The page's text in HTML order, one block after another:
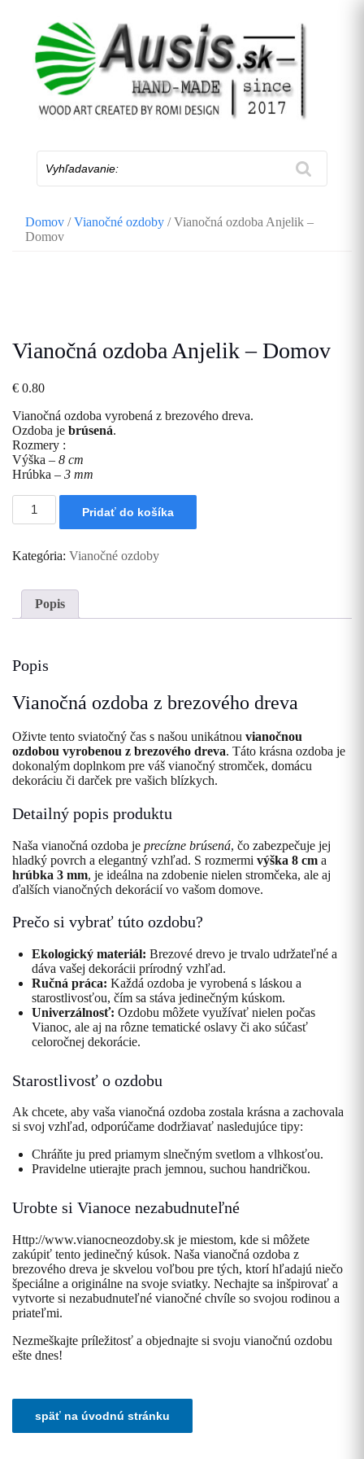
Domov /Vianočné ozdoby / Vianočná ozdoba Anjelik –
Domov
Vianočná ozdoba Anjelik – Domov
€ 0.80
Vianočná ozdoba vyrobená z brezového dreva.
Ozdoba je brúsená.
Rozmery :
Výška – 8 cm
Hrúbka – 3 mm
množstvo
Vianočná
-
Pridať do košíka
Kategória: Vianočné ozdoby
Popis
Popis
Vianočná ozdoba z brezového dreva
Oživte tento sviatočný čas s našou unikátnou vianočnou
ozdobou vyrobenou z brezového dreva. Táto krásna ozdoba je
dokonalým doplnkom pre váš vianočný stromček, domácu
dekoráciu či darček pre vašich blízkych.
Detailný popis produktu
Naša vianočná ozdoba je precízne brúsená, čo zabezpečuje jej
hladký povrch a elegantný vzhľad. S rozmermi výška 8 cm a
hrúbka 3 mm, je ideálna na zdobenie nielen stromčeka, ale aj
ďalších vianočných dekorácií vo vašom domove.
Prečo si vybrať túto ozdobu?
Ekologický materiál: Brezové drevo je trvalo udržateľné a
dáva vašej dekorácii prírodný vzhľad.
Ručná práca: Každá ozdoba je vyrobená s láskou a
starostlivosťou, čím sa stáva jedinečným kúskom.
Univerzálnosť: Ozdobu môžete využívať nielen počas
Vianoc, ale aj na rôzne tematické oslavy či ako súčasť
celoročnej dekorácie.
Starostlivosť o ozdobu
Ak chcete, aby vaša vianočná ozdoba zostala krásna a zachovala
si svoj vzhľad, odporúčame dodržiavať nasledujúce tipy:
Chráňte ju pred priamym slnečným svetlom a vlhkosťou.
Pravidelne utierajte prach jemnou, suchou handričkou.
Urobte si Vianoce nezabudnuteľné
Http://www.vianocneozdoby.sk je miestom, kde si môžete
zakúpiť tento jedinečný kúsok. Naša vianočná ozdoba z
brezového dreva je skvelou voľbou pre tých, ktorí hľadajú niečo
špeciálne a originálne na svoje sviatky. Nechajte sa inšpirovať a
vytvorte si nezabudnuteľné vianočné chvíle so svojou rodinou a
priateľmi.
Nezmeškajte príležitosť a objednajte si svoju vianočnú ozdobu
ešte dnes!